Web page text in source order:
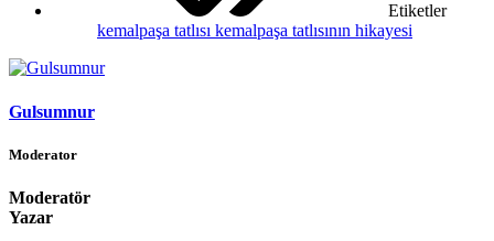
Etiketler
kemalpaşa tatlısı kemalpaşa tatlısının hikayesi
Gulsumnur
Moderator
Moderatör
Yazar